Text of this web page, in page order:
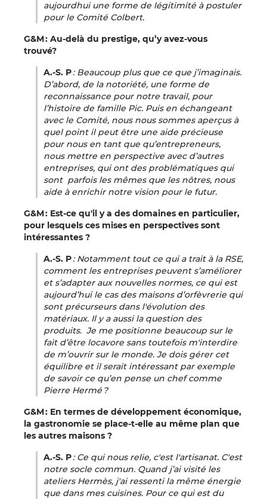
aujourdhui une forme de légitimité à postuler
pour le Comité Colbert.
G&M : Au-delà du prestige, qu’y avez-vous
trouvé?
A.-S. P: Beaucoup plus que ce que j’imaginais.
D’abord, de la notoriété, une forme de
reconnaissance pour notre travail, pour
l’histoire de famille Pic. Puis en échangeant
avec le Comité, nous nous sommes aperçus à
quel point il peut être une aide précieuse
pour nous en tant que qu’entrepreneurs,
nous mettre en perspective avec d’autres
entreprises, qui ont des problématiques qui
sont parfois les mêmes que les nôtres, nous
aide à enrichir notre vision pour le futur.
G&M : Est-ce qu'il y a des domaines en particulier,
pour lesquels ces mises en perspectives sont
intéressantes ?
A.-S. P: Notamment tout ce qui a trait à la RSE,
comment les entreprises peuvent s’améliorer
et s’adapter aux nouvelles normes, ce qui est
aujourd’hui le cas des maisons d’orfèvrerie qui
sont précurseurs dans l'évolution des
matériaux. Il y a aussi la question des
produits. Je me positionne beaucoup sur le
fait d’être locavore sans toutefois m'interdire
de m’ouvrir sur le monde. Je dois gérer cet
équilibre et il serait intéressant par exemple
de savoir ce qu’en pense un chef comme
Pierre Hermé ?
G&M : En termes de développement économique,
la gastronomie se place-t-elle au même plan que
les autres maisons ?
A.-S. P: Ce qui nous relie, c'est l'artisanat. C'est
notre socle commun. Quand j’ai visité les
ateliers Hermès, j'ai ressenti la même énergie
que dans mes cuisines. Pour ce qui est du